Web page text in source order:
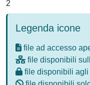
2
Legenda icone
file ad accesso
file disponibili
file disponibili agli